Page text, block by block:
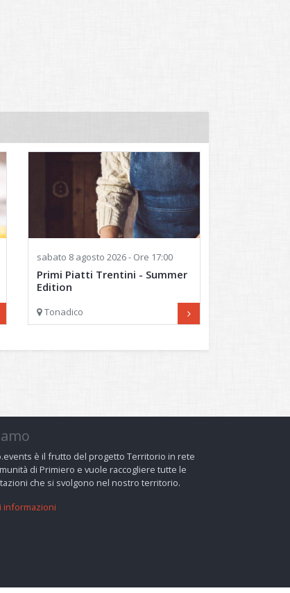
sabato 8 agosto 2026 - Ore 17:00
Primi Piatti Trentini - Summer
Edition
Tonadico
è il frutto del progetto Territorio in rete
di Primiero e vuole raccogliere tutte le
che si svolgono nel nostro territorio.
informazioni